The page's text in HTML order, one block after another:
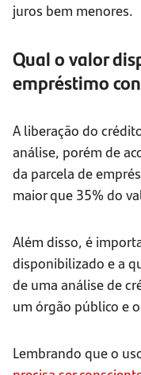
juros bem menores.
Qual o valor
empréstimo
A liberação do
análise, porém de
da parcela de
maior que 35% do
Além disso, é
disponibilizado e a
de uma análise de
um órgão público e
Lembrando que o